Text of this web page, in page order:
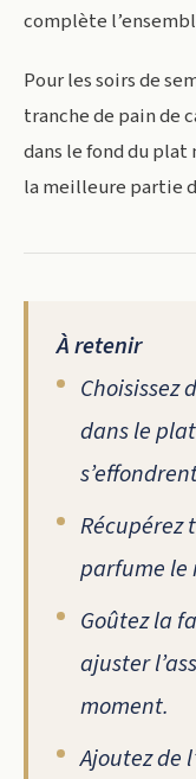
complète
Pour les soirs de
tranche de pain de
dans le fond du
la meilleure partie
À retenir
Choisissez
dans le
Récupérez
parfume le
Goûtez la
ajuster
moment.
Ajoutez de